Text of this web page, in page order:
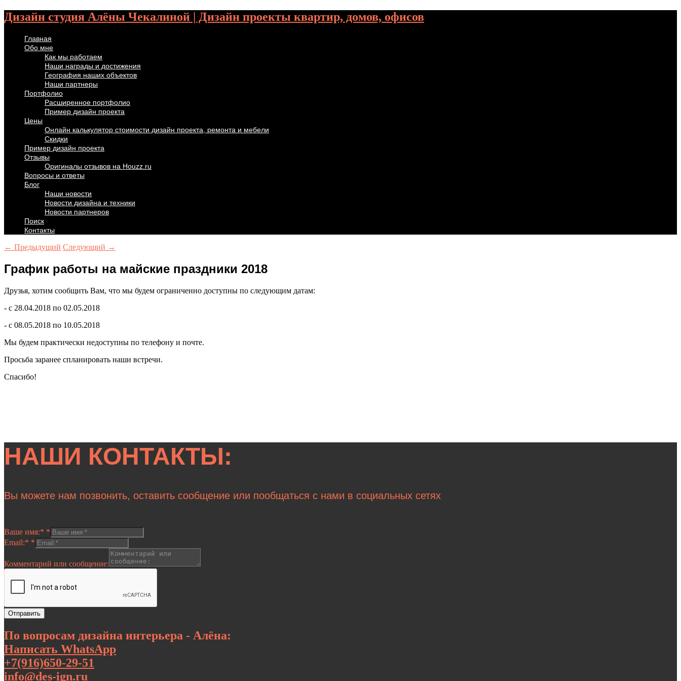
Дизайн студия Алёны Чекалиной | Дизайн проекты квартир, домов, офисов
Главная
Обо мне
Как мы работаем
Наши награды и достижения
География наших объектов
Наши партнеры
Портфолио
Расширенное портфолио
Пример дизайн проекта
Цены
Онлайн калькулятор стоимости дизайн проекта, ремонта и мебели
Скидки
Пример дизайн проекта
Отзывы
Оригиналы отзывов на Houzz.ru
Вопросы и ответы
Блог
Наши новости
Новости дизайна и техники
Новости партнеров
Поиск
Контакты
← Предыдущий Следующий →
График работы на майские праздники 2018
Друзья, хотим сообщить Вам, что мы будем ограниченно доступны по следующим датам:
- с 28.04.2018 по 02.05.2018
- с 08.05.2018 по 10.05.2018
Мы будем практически недоступны по телефону и почте.
Просьба заранее спланировать наши встречи.
Спасибо!
НАШИ КОНТАКТЫ:
Вы можете нам позвонить, оставить сообщение или пообщаться с нами в социальных сетях
Ваше имя:* *
Email:* *
Комментарий или сообщение:
Отправить
По вопросам дизайна интерьера - Алёна:
Написать WhatsApp
+7(916)650-29-51
info@des-ign.ru